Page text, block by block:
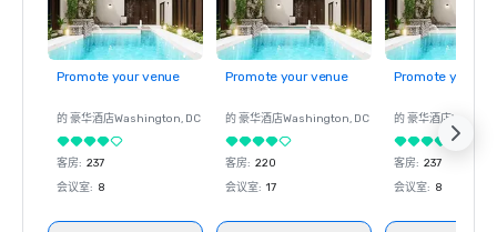
Promote your venue
的 豪华酒店Washington, DC
客房: 237
会议室: 8
Promote your venue
的 豪华酒店Washington, DC
客房: 220
会议室: 17
Promote your
的 豪华酒店
客房: 237
会议室: 8